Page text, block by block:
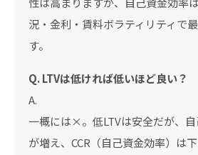
況・金利・賃料ボラティリティで
す。
Q. LTVは低ければ低いほど良い？
A.
一概には×。低LTVは安全だが、
が増え、CCR（自己資金効率）は